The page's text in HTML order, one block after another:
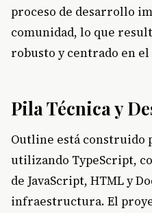
proceso de desarrollo
comunidad, lo que
robusto y centrado en
Pila Técnica y
Outline está construido
utilizando TypeScript,
de JavaScript, HTML y
infraestructura. El